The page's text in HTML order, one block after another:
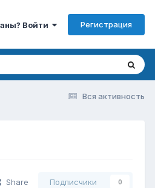
Войти Регистрация
Вся активность
Share Подписчики 0